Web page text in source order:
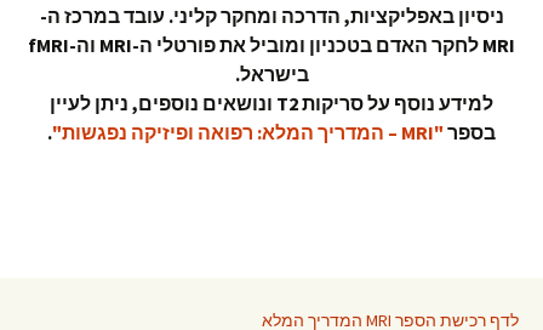
ניסיון באפליקציות, הדרכה ומחקר קליני. עובד במרכז ה-
MRI לחקר האדם בטכניון ומוביל את פורטלי ה-MRI וה-fMRI
בישראל.
למידע נוסף על סריקות T2 ונושאים נוספים, ניתן לעיין
בספר "MRI – המדריך המלא: רפואה ופיזיקה נפגשות" .
לדף רכישת הספר MRI המדריך המלא